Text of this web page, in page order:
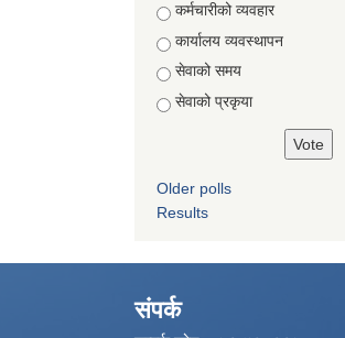
Choices
कर्मचारीको व्यवहार
कार्यालय व्यवस्थापन
सेवाको समय
सेवाको प्रकृया
Older polls
Results
संपर्क